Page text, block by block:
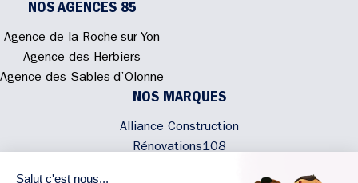
NOS AGENCES 85
Agence de la Roche-sur-Yon
Agence des Herbiers
Agence des Sables-d’Olonne
NOS MARQUES
Alliance Construction
Rénovations108